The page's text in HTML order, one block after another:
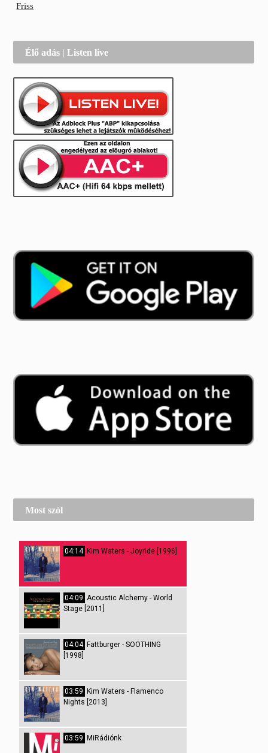
Friss
Élő adás | Listen live
Most szól